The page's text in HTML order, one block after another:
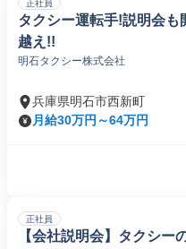
正社員
タクシー運転手!説明会
越え!!
明石タクシー株式会社
兵庫県明石市西新町
月給30万円～64万円
正社員
【会社説明会】タクシ